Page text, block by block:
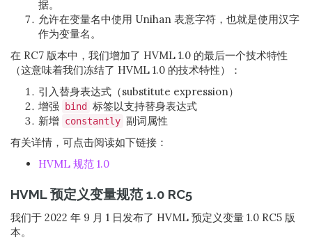
据。
允许在变量名中使用 Unihan 表意字符，也就是使用汉字
作为变量名。
在 RC7 版本中，我们增加了 HVML 1.0 的最后一个技术特性
（这意味着我们冻结了 HVML 1.0 的技术特性）：
引入替身表达式（substitute expression）
增强
bind
标签以支持替身表达式
新增 constantly 副词属性
有关详情，可点击阅读如下链接：
HVML 规范 1.0
HVML 预定义变量规范 1.0 RC5
我们于 2022 年 9 月 1 日发布了 HVML 预定义变量 1.0 RC5 版
本。